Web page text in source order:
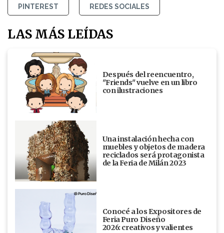
PINTEREST REDES SOCIALES
LAS MÁS LEÍDAS
Después del reencuentro,
"Friends" vuelve en un libro
con ilustraciones
Una instalación hecha con
muebles y objetos de madera
reciclados será protagonista
de la Feria de Milán 2023
Conocé a los Expositores de
Feria Puro Diseño
2026: creativos y valientes